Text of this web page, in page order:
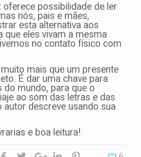
oferece possibilidade de ler
nós, pais e mães,
esta alternativa aos
que eles vivam a mesma
no contato físico com
mais que um presente
É dar uma chave para
do mundo, para que o
ao som das letras e das
autor descreve usando sua
e boa leitura!